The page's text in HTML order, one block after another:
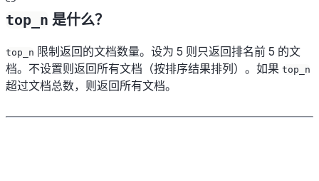
top_n 是什么？
top_n 限制返回的文档数量。设为 5 则只返回排名前 5 的文
档。不设置则返回所有文档（按排序结果排列）。如果 top_n
超过文档总数，则返回所有文档。